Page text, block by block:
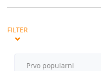
Akcije
Podrška
FILTER